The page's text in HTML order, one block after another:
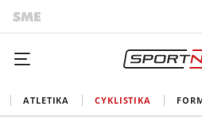
ATLETIKA CYKLISTIKA